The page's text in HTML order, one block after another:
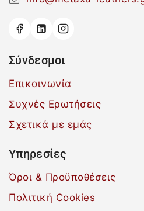
Σύνδεσμοι
Επικοινωνία
Συχνές Ερωτήσεις
Σχετικά με εμάς
Υπηρεσίες
Όροι & Προϋποθέσεις
Πολιτική Cookies